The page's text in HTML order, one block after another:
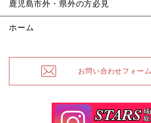
鹿児島市外・県外の方必見
ホーム
お問い合わせフォーム